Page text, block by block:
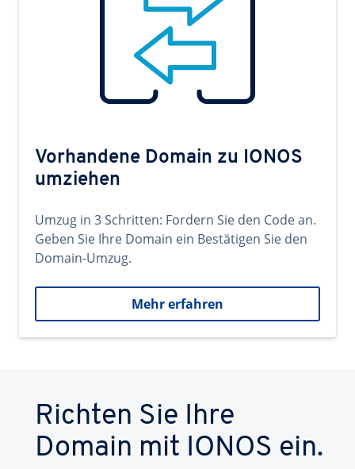
Vorhandene Domain zu IONOS
umziehen
Umzug in 3 Schritten: Fordern Sie den Code an.
Geben Sie Ihre Domain ein Bestätigen Sie den
Domain-Umzug.
Mehr erfahren
Richten Sie Ihre
Domain mit IONOS ein.